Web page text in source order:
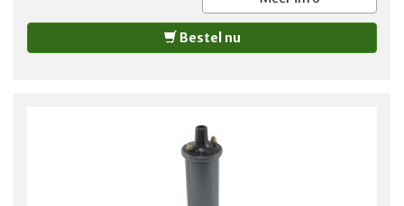
overgangen en naden) Toepassing: - Geschikt voor alle
afdichtingsvlakken (ook met grotere
toleranties/oneffenheden) - Op naden en overgangen in
Bestel nu